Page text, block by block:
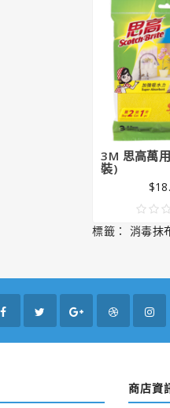
3M 思高萬
裝)
標籤： 消毒抹
商店資